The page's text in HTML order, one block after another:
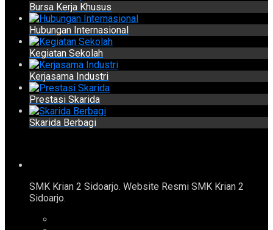
Bursa Kerja Khusus
Hubungan Internasional
Kegiatan Sekolah
Kerjasama Industri
Prestasi Skarida
Skarida Berbagi
SMK Krian 2 Sidoarjo. Website Resmi SMK Krian 2
Sidoarjo.